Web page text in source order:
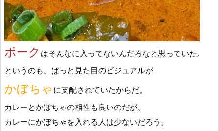
ポーク はそんなに入ってないんだろなと思っていた。
というのも、ぱっと見た目のビジュアルが
かぼちゃ に支配されていたからだ。
カレーとかぼちゃの相性も良いのだが、
カレーにかぼちゃを入れる人は少ないだろう。